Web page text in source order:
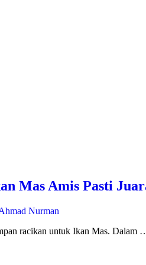
Mas Amis Pasti
Nurman
racikan untuk Ikan Mas. Dalam